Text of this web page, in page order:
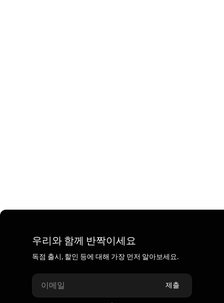
우리와 함께 반짝이세요
독점 출시, 할인 등에 대해 가장 먼저 알아보세요.
이메일 제출